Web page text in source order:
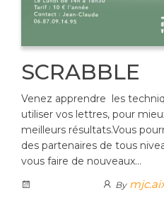
SCRABBLE
Venez apprendre les
utiliser vos lettres, pour
meilleurs résultats.Vous
des partenaires de tous
vous faire de nouveaux…
By